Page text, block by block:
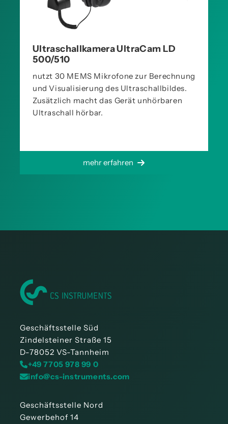
Ultraschallkamera UltraCam LD
500/510
nutzt 30 MEMS Mikrofone zur Berechnung
und Visualisierung des Ultraschallbildes.
Zusätzlich macht das Gerät unhörbaren
Ultraschall hörbar.
mehr erfahren
Geschäftsstelle Süd
Zindelsteiner Straße 15
D-78052 VS-Tannheim
+49 7705 978 99 0
info@cs-instruments.com
Geschäftsstelle Nord
Gewerbehof 14